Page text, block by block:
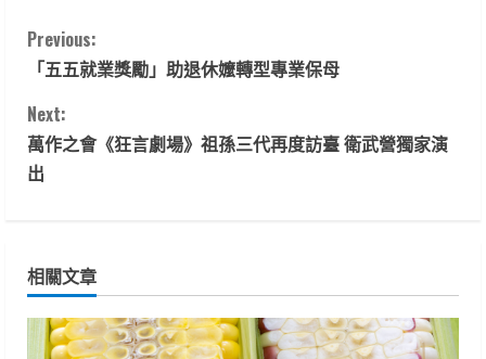
C
n
t
n
u
Previous:
「五五就業獎勵」助退休嬤轉型專業保母
Next:
萬作之會《狂言劇場》祖孫三代再度訪臺 衛武營獨家演
出
相關文章